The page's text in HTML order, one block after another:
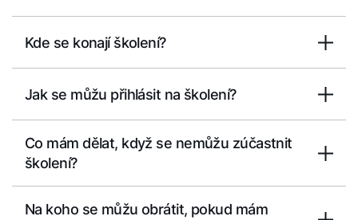
Kde se konají školení?
Jak se můžu přihlásit na školení?
Co mám dělat, když se nemůžu zúčastnit
školení?
Na koho se můžu obrátit, pokud mám